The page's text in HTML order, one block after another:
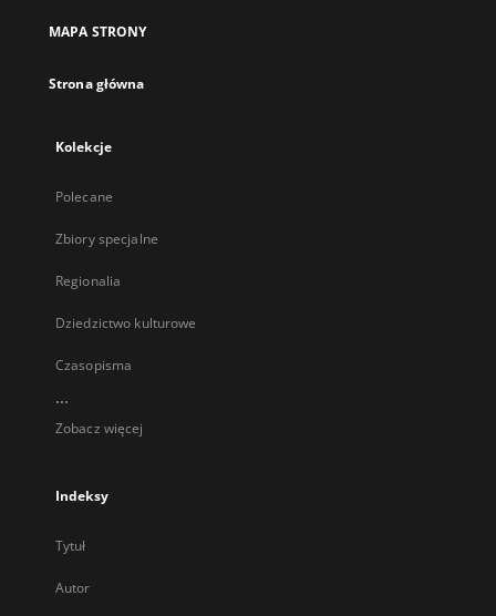
MAPA STRONY
Strona główna
Kolekcje
Polecane
Zbiory specjalne
Regionalia
Dziedzictwo kulturowe
Czasopisma
...
Zobacz więcej
Indeksy
Tytuł
Autor